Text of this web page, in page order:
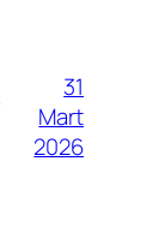
31
Mart
2026